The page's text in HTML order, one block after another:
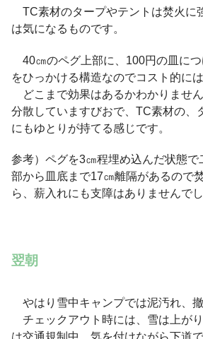
TC素材のタープやテントは焚火に
は気になるものです。
40㎝のペグ上部に、100円の皿に
をひっかける構造なのでコスト的に
どこまで効果はあるかわかりませ
分散していますびおで、TC素材の、
にもゆとりが持てる感じです。
参考）ペグを3㎝程埋め込んだ状態で
部から皿底まで17㎝離隔があるので
ら、薪入れにも支障はありませんでし
翌朝
やはり雪中キャンプでは泥汚れ、撤
チェックアウト時には、雪は上が